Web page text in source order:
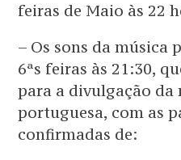
feiras de Maio às 22
– Os sons da música
6ªs feiras às 21:30,
para a divulgação
portuguesa, com as
confirmadas de: